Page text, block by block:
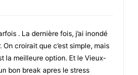
. La dernière fois, j’ai inondé
croirait que c’est simple, mais
la meilleure option. Et le Vieux-
bon break apres le stress